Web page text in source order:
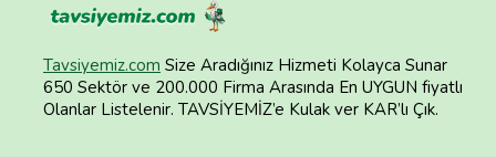
Tavsiyemiz.com Size Aradığınız Hizmeti Kolayca Sunar
650 Sektör ve 200.000 Firma Arasında En UYGUN fiyatlı
Olanlar Listelenir. TAVSİYEMİZ’e Kulak ver KAR’lı Çık.